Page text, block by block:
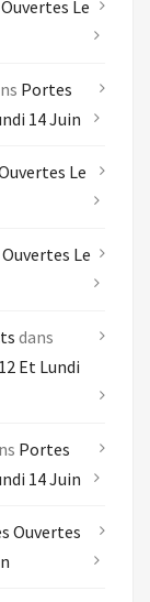
Le
Portes
14 Juin
Le
Le
dans
Et Lundi
Portes
14 Juin
Ouvertes